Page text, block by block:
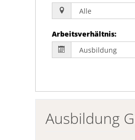
Arbeitsverhältnis:
Ausbildung